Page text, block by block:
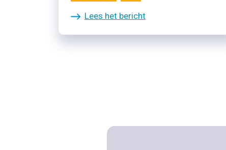
Lees het bericht